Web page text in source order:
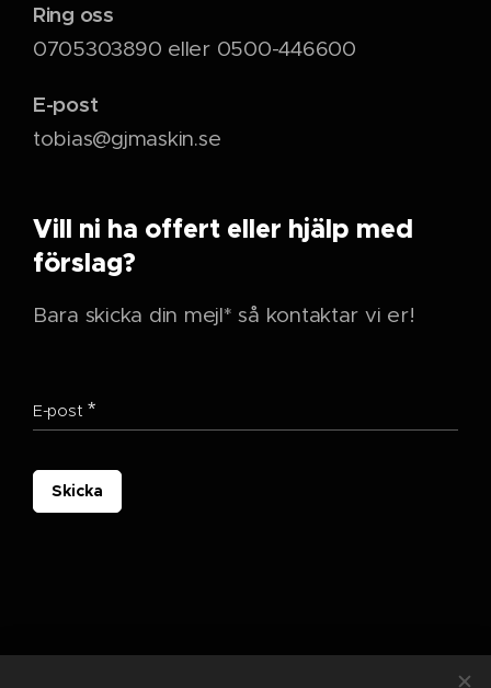
Ring oss
0705303890 eller 0500-446600
E-post
tobias@gjmaskin.se
Vill ni ha offert eller hjälp med
förslag?
Bara skicka din mejl* så kontaktar vi er!
E-post
Skicka